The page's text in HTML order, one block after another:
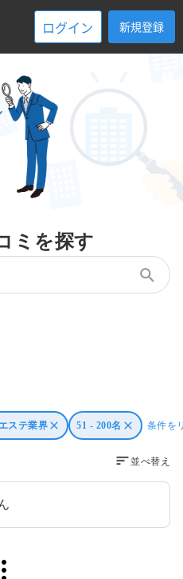
ログイン 新規登録
ミを探す
ステ業界 51 - 200名 条件を
並べ替え